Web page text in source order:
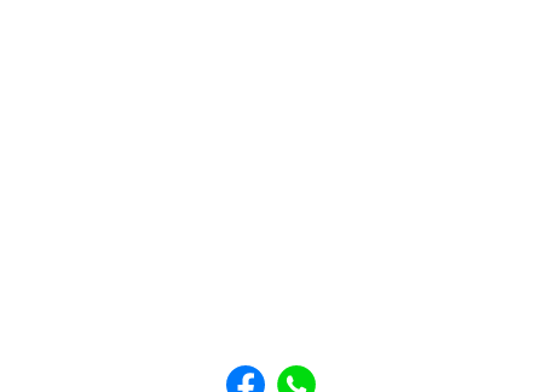
Share to Facebook
Share to WhatsApp